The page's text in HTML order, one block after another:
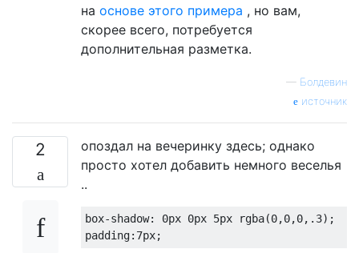
на основе этого примера , но вам,
скорее всего, потребуется
дополнительная разметка.
— Болдевин
источник
2
опоздал на вечеринку здесь; однако
просто хотел добавить немного веселья
..
box-shadow: 0px 0px 5px rgba(0,0,0,. 3
padding: 7px